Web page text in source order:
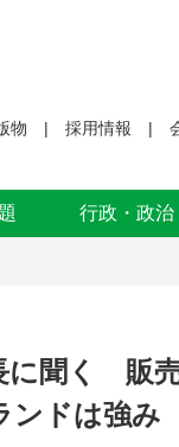
物 採用情報
行政・政治
に聞く 販
ドは強み